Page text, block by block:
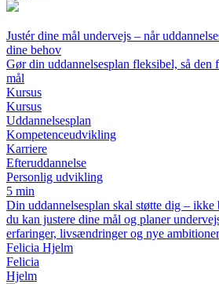
Justér dine mål undervejs – når
dine behov
Gør din uddannelsesplan fleksibel, så den
mål
Kursus
Kursus
Uddannelsesplan
Kompetenceudvikling
Karriere
Efteruddannelse
Personlig udvikling
5 min
Din uddannelsesplan skal støtte dig –
du kan justere dine mål og planer
erfaringer, livsændringer og nye
Felicia Hjelm
Felicia
Hjelm